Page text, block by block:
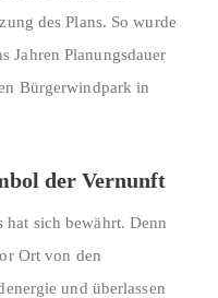
des Plans. So wurde
Jahren Planungsdauer
Bürgerwindpark in
der Vernunft
hat sich bewährt. Denn
Ort von den
und überlassen